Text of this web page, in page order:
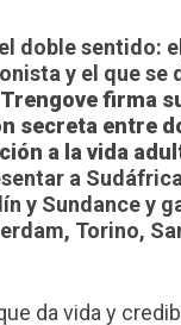
doble sentido:
y el que se
firma
secreta entre
a la vida
a
y Sundance y
Torino,
da vida y